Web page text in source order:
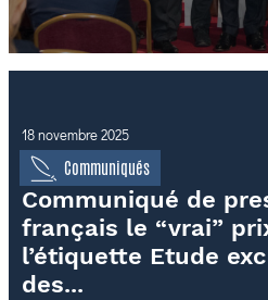
18 novembre 2025
Communiqués
Communiqué de
français le “vrai”
l’étiquette Etude
des...